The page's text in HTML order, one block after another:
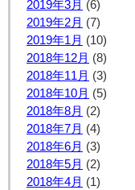
2019年3月 (6)
2019年2月 (7)
2019年1月 (10)
2018年12月 (8)
2018年11月 (3)
2018年10月 (5)
2018年8月 (2)
2018年7月 (4)
2018年6月 (3)
2018年5月 (2)
2018年4月 (1)